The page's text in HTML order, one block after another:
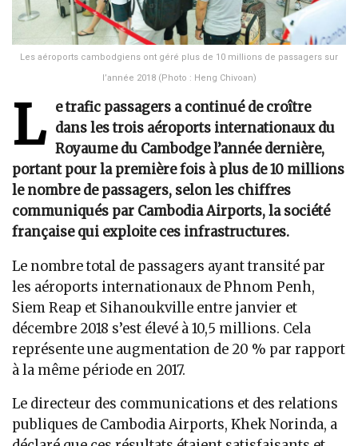
Les aéroports cambodgiens ont géré plus de 10 millions de passagers sur
l’année 2018 (Photo : Heng Chivoan)
L
e trafic passagers a continué de croître
dans les trois aéroports internationaux du
Royaume du Cambodge l’année dernière,
portant pour la première fois à plus de 10 millions
le nombre de passagers, selon les chiffres
communiqués par Cambodia Airports, la société
française qui exploite ces infrastructures.
Le nombre total de passagers ayant transité par
les aéroports internationaux de Phnom Penh,
Siem Reap et Sihanoukville entre janvier et
décembre 2018 s’est élevé à 10,5 millions. Cela
représente une augmentation de 20 % par rapport
à la même période en 2017.
Le directeur des communications et des relations
publiques de Cambodia Airports, Khek Norinda, a